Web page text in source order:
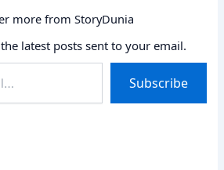
more from StoryDunia
latest posts sent to your email.
Subscribe